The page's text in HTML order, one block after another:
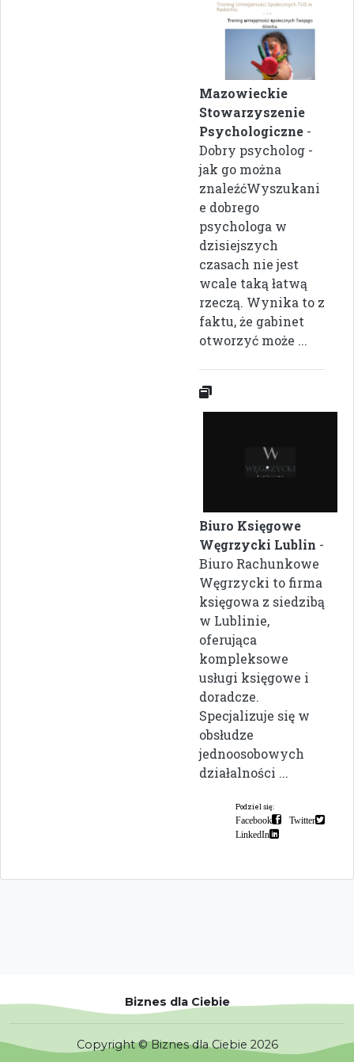
Mazowieckie
Stowarzyszenie
Psychologiczne -
Dobry psycholog -
jak go można
znaleźćWyszukani
e dobrego
psychologa w
dzisiejszych
czasach nie jest
wcale taką łatwą
rzeczą. Wynika to z
faktu, że gabinet
otworzyć może ...
Biuro Księgowe
Węgrzycki Lublin -
Biuro Rachunkowe
Węgrzycki to firma
księgowa z siedzibą
w Lublinie,
oferująca
kompleksowe
usługi księgowe i
doradcze.
Specjalizuje się w
obsłudze
jednoosobowych
działalności ...
Podziel się:
Facebook
Twitter
LinkedIn
Biznes dla Ciebie
Copyright © Biznes dla Ciebie 2026